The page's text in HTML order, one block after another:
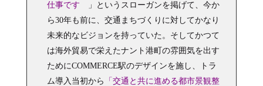
仕事です 」というスローガンを掲げて、今か
ら30年も前に、交通まちづくりに対してかなり
未来的なビジョンを持っていた。そしてかつて
は海外貿易で栄えたナント港町の雰囲気を出す
ためにCOMMERCE駅のデザインを施し、トラ
ム導入当初から
「交通と共に進める都市景観整